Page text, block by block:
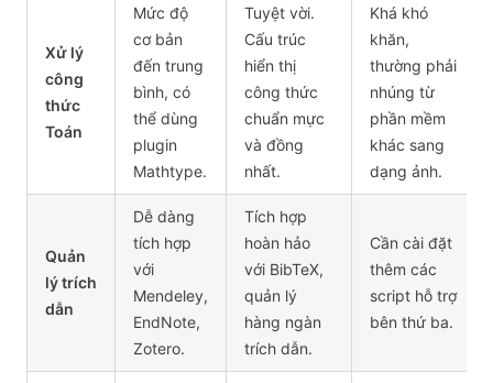
Xử lý
công
thức
Toán
Mức độ
cơ bản
đến trung
bình, có
thể dùng
plugin
Mathtype.
Tuyệt vời.
Cấu trúc
hiển thị
công thức
chuẩn mực
và đồng
nhất.
Khá khó
khăn,
thường phải
nhúng từ
phần mềm
khác sang
dạng ảnh.
Quản
lý trích
dẫn
Dễ dàng
tích hợp
với
Mendeley,
EndNote,
Zotero.
Tích hợp
hoàn hảo
với BibTeX,
quản lý
hàng ngàn
trích dẫn.
Cần cài đặt
thêm các
script hỗ trợ
bên thứ ba.